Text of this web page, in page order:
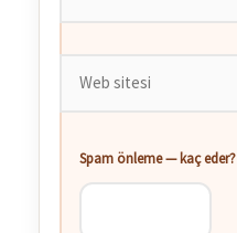
Spam önleme — kaç eder?